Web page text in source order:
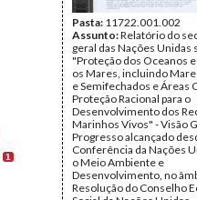
1
Pasta: 11722.001.002
Assunto:Relatório do
geral das Nações Unidas
"Proteção dos Oceanos
os Mares, incluindo
e Semifechados e Áreas
Proteção Racional para o
Desenvolvimento dos
Marinhos Vivos" - Visão
Progresso alcançado
Conferência da Nações
o Meio Ambiente e
Desenvolvimento, no
Resolução do Conselho